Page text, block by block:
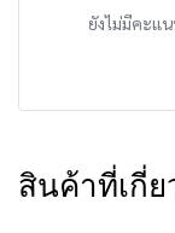
ยังไม่มีคะแ
สินค้าที่เกี่